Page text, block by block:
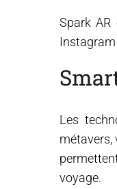
Spark AR
Les
métavers,
voyage.